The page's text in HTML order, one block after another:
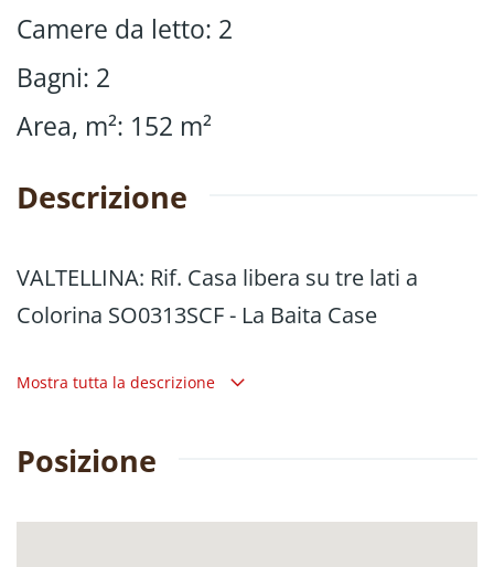
Camere da letto: 2
Bagni: 2
Area, m²: 152 m²
Descrizione
VALTELLINA: Rif. Casa libera su tre lati a
Colorina SO0313SCF - La Baita Case
In via Romito, in una tranquilla zona
vendita una casa libera su tre lati di 152 mq,
privacy e spazi ben organizzati.
Mostra tutta la descrizione
Posizione